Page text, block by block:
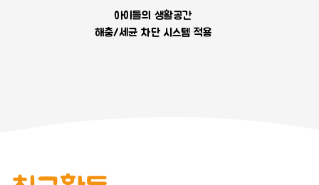
아이들의 생활공간
해충/세균 차단 시스템 적용